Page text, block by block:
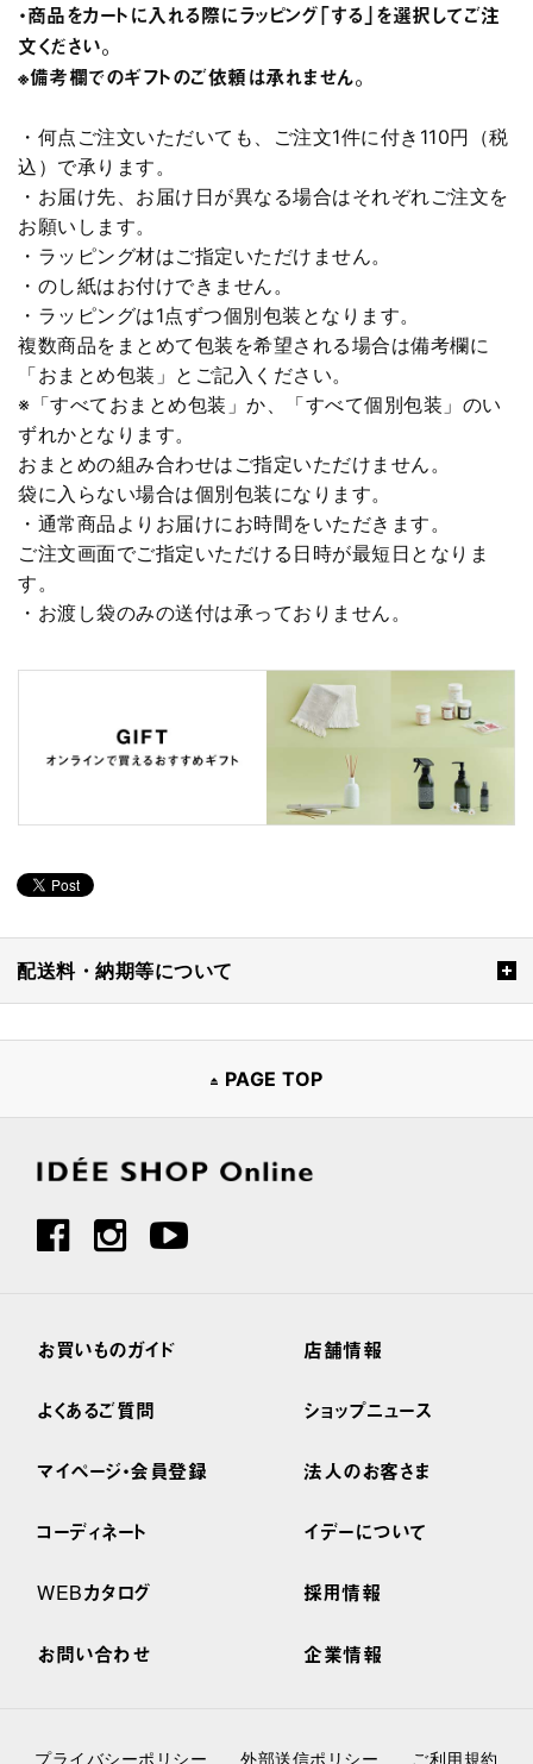
・商品をカートに入れる際にラッピング「する」を選択してご注
文ください。
※備考欄でのギフトのご依頼は承れません。
・何点ご注文いただいても、ご注文1件に付き110円（税
込）で承ります。
・お届け先、お届け日が異なる場合はそれぞれご注文を
お願いします。
・ラッピング材はご指定いただけません。
・のし紙はお付けできません。
・ラッピングは1点ずつ個別包装となります。
複数商品をまとめて包装を希望される場合は備考欄に
「おまとめ包装」とご記入ください。
※「すべておまとめ包装」か、「すべて個別包装」のい
ずれかとなります。
おまとめの組み合わせはご指定いただけません。
袋に入らない場合は個別包装になります。
・通常商品よりお届けにお時間をいただきます。
ご注文画面でご指定いただける日時が最短日となりま
す。
・お渡し袋のみの送付は承っておりません。
配送料・納期等について
PAGE TOP
お買いものガイド
よくあるご質問
マイページ・会員登録
コーディネート
WEBカタログ
お問い合わせ
店舗情報
ショップニュース
法人のお客さま
イデーについて
採用情報
企業情報
プライバシーポリシー 外部送信ポリシー ご利用規約